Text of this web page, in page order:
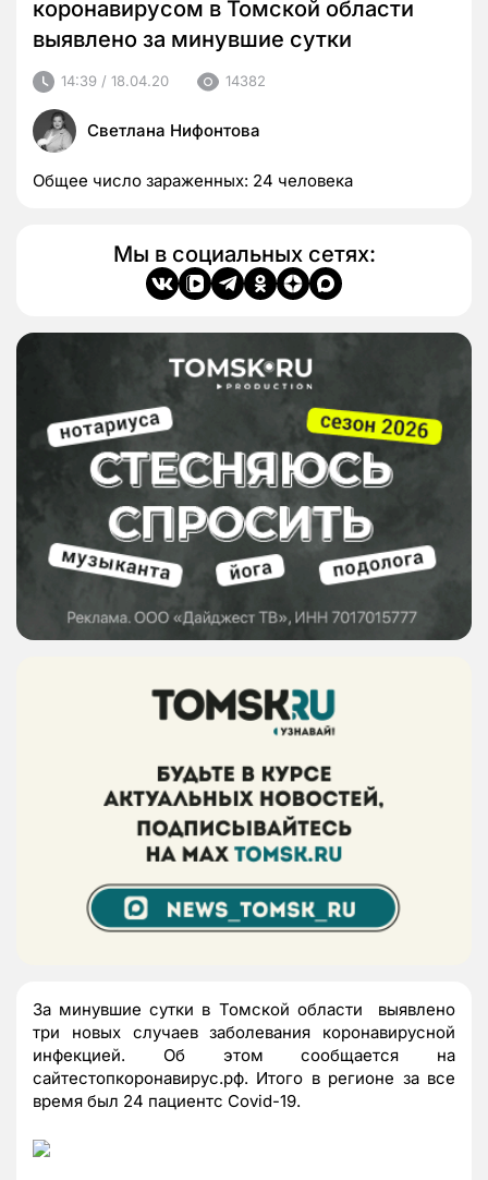
коронавирусом в Томской области
выявлено за минувшие сутки
14:39 / 18.04.20 14382
Светлана Нифонтова
Общее число зараженных: 24 человека
Мы в социальных сетях:
За минувшие сутки в Томской области выявлено
три новых случаев заболевания коронавирусной
инфекцией. Об этом сообщается на
сайтестопкоронавирус.рф. Итого в регионе за все
время был 24 пациентс Covid-19.